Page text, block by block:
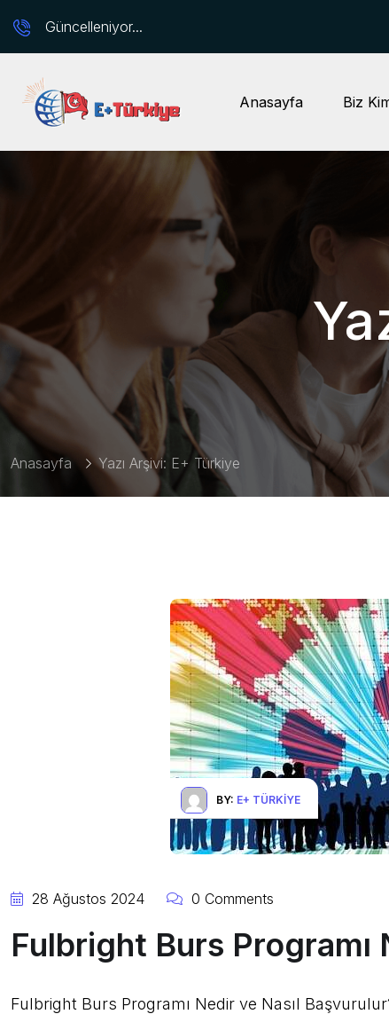
Güncelleniyor...
Anasayfa Biz
Anasayfa Yazı Arşivi: E+ Türkiye
BY: E+ TÜRKIYE
28 Ağustos 2024 0 Comments
Fulbright Burs Programı
Fulbright Burs Programı Nedir ve Nasıl